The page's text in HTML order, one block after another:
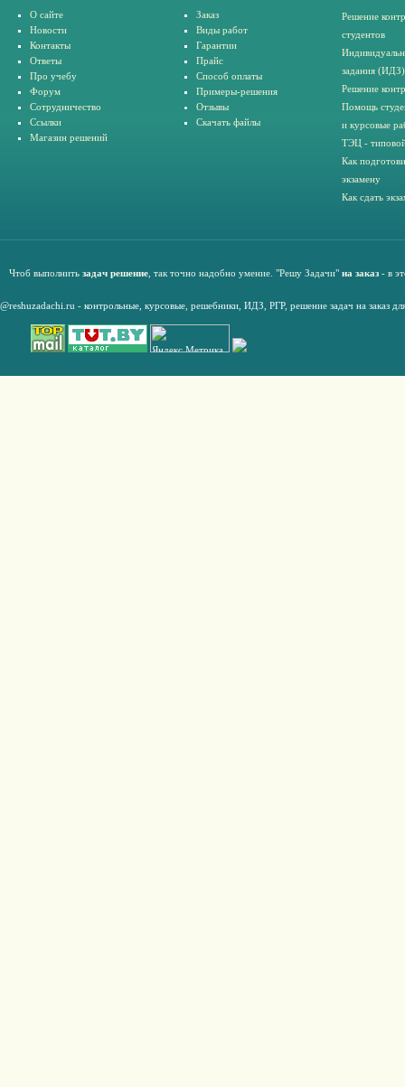
О сайте
Новости
Контакты
Ответы
Про учебу
Форум
Сотрудничество
Ссылки
Магазин решений
Заказ
Виды работ
Гарантии
Прайс
Способ оплаты
Примеры-решения
Отзывы
Скачать файлы
Решение
студентов
задания (ИДЗ)
Решение
Помощь
и курсовые
ТЭЦ -
Как
экзамену
Как сдать
Чтоб выполнить задач решение , так точно надобно умение. "Решу Задачи" на заказ - в
@reshuzadachi.ru - контрольные, курсовые решебники, ИДЗ, РГР, решение задач на заказ